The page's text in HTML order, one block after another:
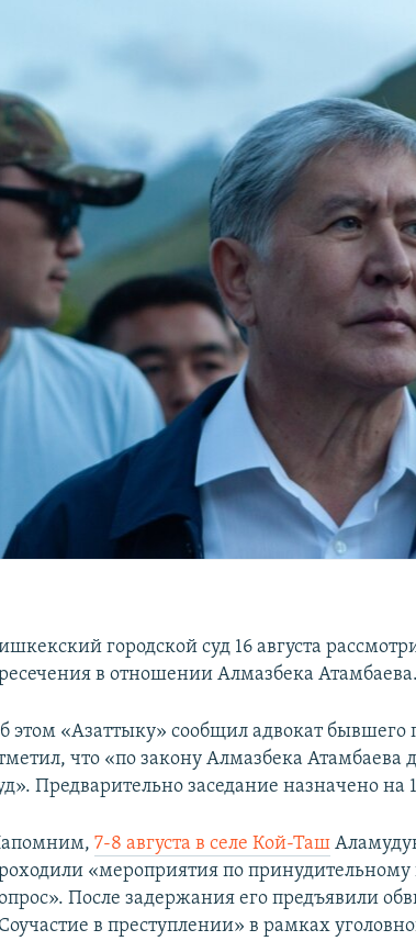
городской суд 16 августа
в отношении Алмазбека Атамбаева.
этом «Азаттыку» сообщил адвокат бывшего
что «по закону Алмазбека Атамбаева
Предварительно заседание назначено на
7-8 августа в селе Кой-Таш
«мероприятия по
​После задержания его предъявили
в преступлении» в рамках